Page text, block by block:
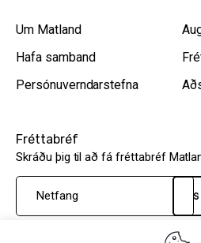
Um Matland
Hafa samband
Persónuverndarstefna
Fréttabréf
Skráðu þig til að fá fréttabréf